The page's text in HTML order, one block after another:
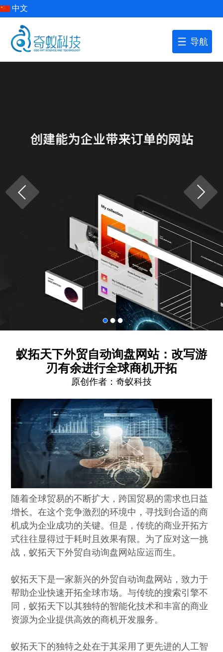
中文
导航
蚁拓天下外贸自动询盘网站：改写游
刃有余进行全球商机开拓
原创作者： 奇蚁科技
随着全球贸易的不断扩大，跨国贸易的需求也日益
增长。在这个竞争激烈的环境中，寻找到合适的商
机成为企业成功的关键。但是，传统的商业开拓方
式往往显得过于耗时且效果有限。为了应对这一挑
战，蚁拓天下外贸自动询盘网站应运而生。
蚁拓天下是一家新兴的外贸自动询盘网站，致力于
帮助企业快速开拓全球市场。与传统的搜索引擎不
同，蚁拓天下以其独特的智能化技术和丰富的商业
资源为企业提供高效的商机开发服务。
蚁拓天下的独特之处在于其采用了更先进的人工智